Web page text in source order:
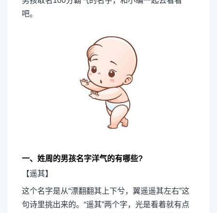
吧。
一、姓周的男孩名字洋气的有哪些?
【遥其】
这个名字是从“漂翻翻其上下兮，翼遥遥其左右”这
句诗里挑出来的。“遥其”两个字，光是看着就有点